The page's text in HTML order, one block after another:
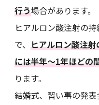
行う場合があります。
ヒアルロン酸注射の
で、 ヒアルロン酸注
には半年～1年ほどの
ります。
結婚式、習い事の発